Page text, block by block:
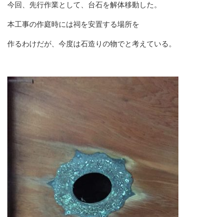
今回、先行作業として、台石を解体移動した。
本工事の作庭時には祠を安置する場所を
作るわけだが、今度は石造りの物でと考えている。